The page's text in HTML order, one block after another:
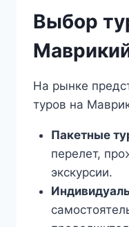
Выбор
На рынке
туров на
Пакетные
перелет,
экскурсии.